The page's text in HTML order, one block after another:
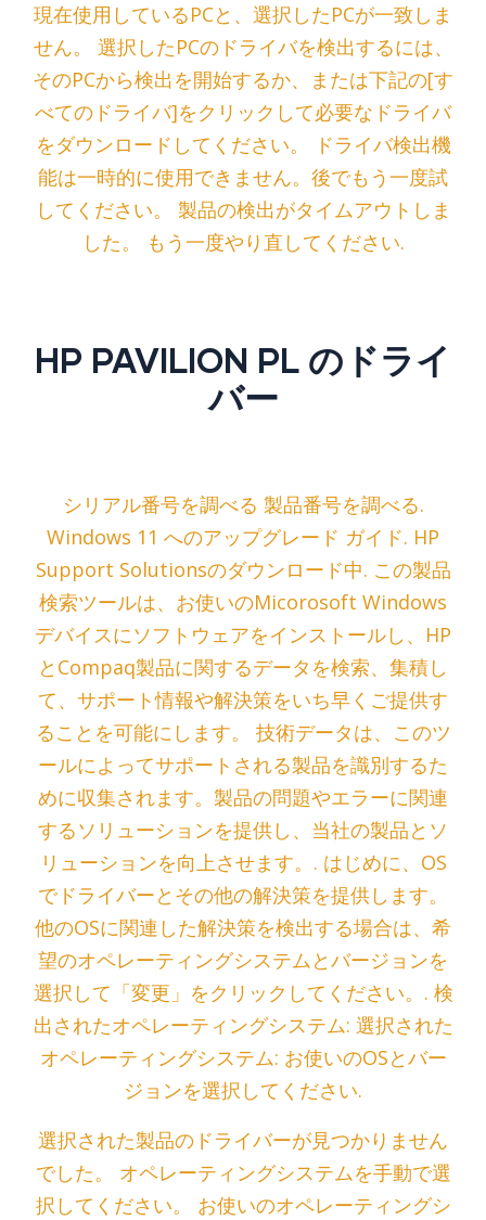
現在使用しているPCと、選択したPCが一致しま
せん。 選択したPCのドライバを検出するには、
そのPCから検出を開始するか、または下記の[す
べてのドライバ]をクリックして必要なドライバ
をダウンロードしてください。 ドライバ検出機
能は一時的に使用できません。後でもう一度試
してください。 製品の検出がタイムアウトしま
した。 もう一度やり直してください.
HP PAVILION PL のドライ
バー
シリアル番号を調べる 製品番号を調べる.
Windows 11 へのアップグレード ガイド. HP
Support Solutionsのダウンロード中. この製品
検索ツールは、お使いのMicorosoft Windows
デバイスにソフトウェアをインストールし、HP
とCompaq製品に関するデータを検索、集積し
て、サポート情報や解決策をいち早くご提供す
ることを可能にします。 技術データは、このツ
ールによってサポートされる製品を識別するた
めに収集されます。製品の問題やエラーに関連
するソリューションを提供し、当社の製品とソ
リューションを向上させます。. はじめに、OS
でドライバーとその他の解決策を提供します。
他のOSに関連した解決策を検出する場合は、希
望のオペレーティングシステムとバージョンを
選択して「変更」をクリックしてください。. 検
出されたオペレーティングシステム: 選択された
オペレーティングシステム: お使いのOSとバー
ジョンを選択してください.
選択された製品のドライバーが見つかりません
でした。 オペレーティングシステムを手動で選
択してください。 お使いのオペレーティングシ